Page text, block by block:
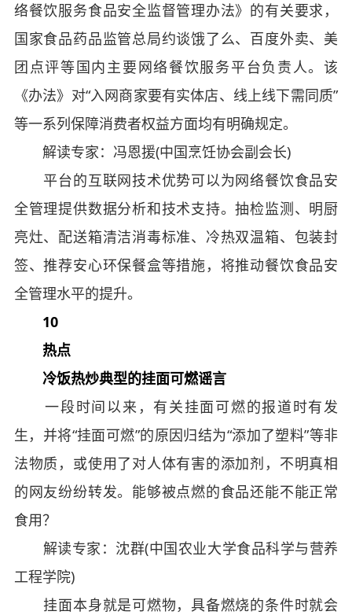
络餐饮服务食品安全监督管理办法》的有关要求，
国家食品药品监管总局约谈饿了么、百度外卖、美
团点评等国内主要网络餐饮服务平台负责人。该
《办法》对“入网商家要有实体店、线上线下需同质”
等一系列保障消费者权益方面均有明确规定。
解读专家：冯恩援(中国烹饪协会副会长)
平台的互联网技术优势可以为网络餐饮食品安
全管理提供数据分析和技术支持。抽检监测、明厨
亮灶、配送箱清洁消毒标准、冷热双温箱、包装封
签、推荐安心环保餐盒等措施，将推动餐饮食品安
全管理水平的提升。
10
热点
冷饭热炒典型的挂面可燃谣言
一段时间以来，有关挂面可燃的报道时有发
生，并将“挂面可燃”的原因归结为“添加了塑料”等非
法物质，或使用了对人体有害的添加剂，不明真相
的网友纷纷转发。能够被点燃的食品还能不能正常
食用？
解读专家：沈群(中国农业大学食品科学与营养
工程学院)
挂面本身就是可燃物，具备燃烧的条件时就会